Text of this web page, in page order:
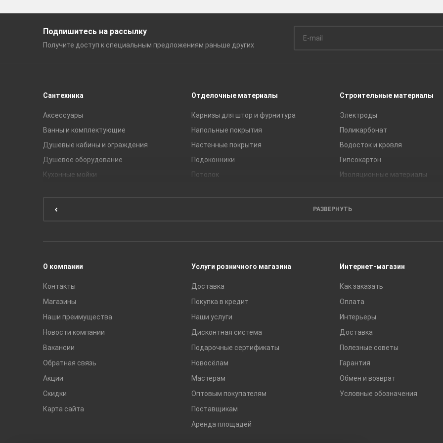
Подпишитесь на рассылку
Получите доступ к специальным предложениям раньше других
Сантехника
Аксессуары
Ванны и комплектующие
Душевые кабины и ограждения
Душевое оборудование
Кухонные мойки
Отделочные материалы
Карнизы для штор и фурнитура
Напольные покрытия
Настенные покрытия
Подоконники
Потолок
Строительные материалы
Электроды
Поликарбонат
Водосток и кровля
Гипсокартон
Изоляционные материалы
Сухие смеси
РАЗВЕРНУТЬ
О компании
Контакты
Магазины
Наши преимущества
Новости компании
Вакансии
Обратная связь
Акции
Скидки
Карта сайта
Услуги розничного магазина
Доставка
Покупка в кредит
Наши услуги
Дисконтная система
Подарочные сертификаты
Новосёлам
Мастерам
Оптовым покупателям
Поставщикам
Аренда площадей
Интернет-магазин
Как заказать
Оплата
Интерьеры
Доставка
Полезные советы
Гарантия
Обмен и возврат
Условные обозначения